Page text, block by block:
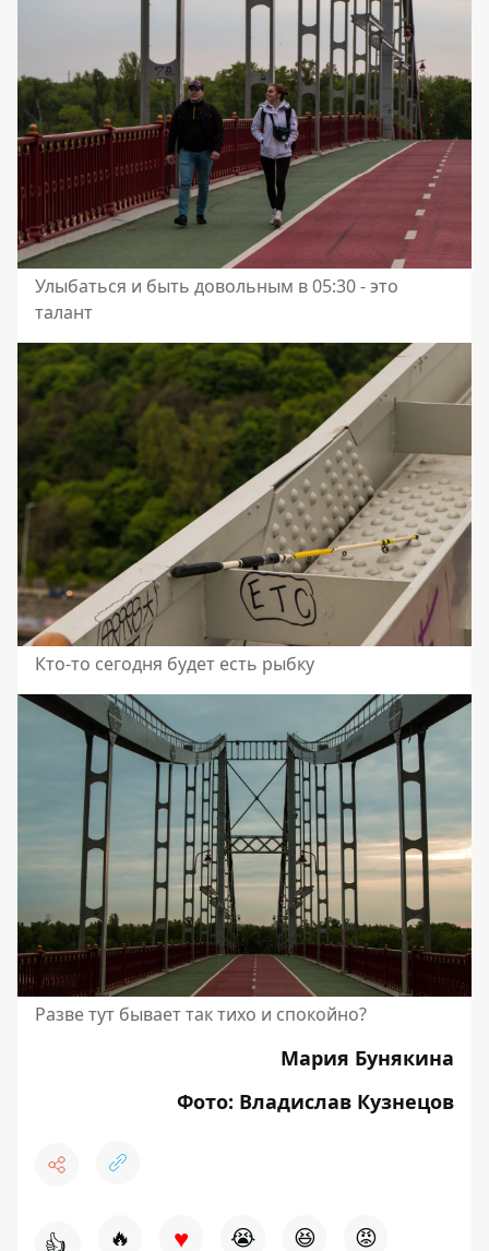
Улыбаться и быть довольным в 05:30 - это
талант
Кто-то сегодня будет есть рыбку
Разве тут бывает так тихо и спокойно?
Мария Бунякина
Фото: Владислав Кузнецов
👍 🔥 ♥ 😭 😆 😡